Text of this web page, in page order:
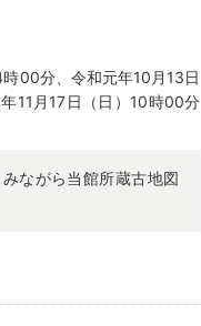
00分、 令和元年10月13日
11月17日（日）10時00分
ながら当館所蔵古地図